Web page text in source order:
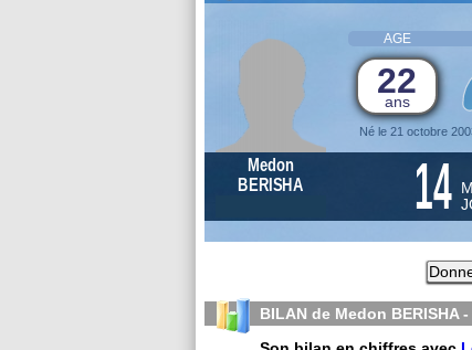
AGE
22
ans
Né le 21 octobre
Medon
BERISHA
14
BILAN de Medon BERISHA